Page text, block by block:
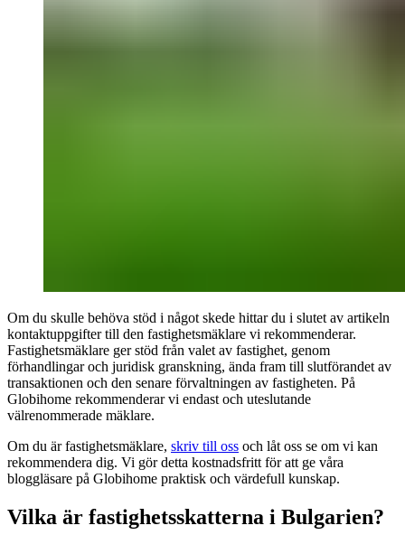
Om du skulle behöva stöd i något skede hittar du i slutet av artikeln
kontaktuppgifter till den fastighetsmäklare vi rekommenderar.
Fastighetsmäklare ger stöd från valet av fastighet, genom
förhandlingar och juridisk granskning, ända fram till slutförandet av
transaktionen och den senare förvaltningen av fastigheten. På
Globihome rekommenderar vi endast och uteslutande
välrenommerade mäklare.
Om du är fastighetsmäklare, skriv till oss och låt oss se om vi kan
rekommendera dig. Vi gör detta kostnadsfritt för att ge våra
bloggläsare på Globihome praktisk och värdefull kunskap.
Vilka är fastighetsskatterna i Bulgarien?